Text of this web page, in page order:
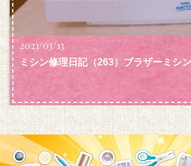
2021/03/13
ミシン修理日記（263）ブラザーミシ